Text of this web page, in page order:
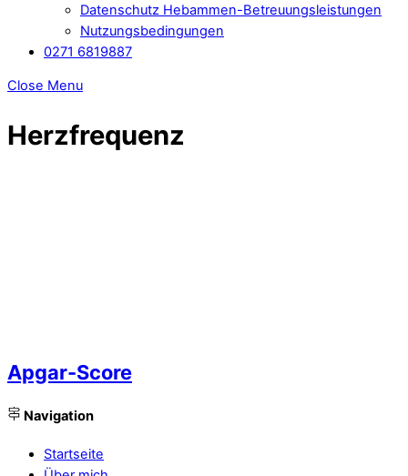
Datenschutz Hebammen-Betreuungsleistungen
Nutzungsbedingungen
0271 6819887
Close Menu
Herzfrequenz
Apgar-Score
Navigation
Startseite